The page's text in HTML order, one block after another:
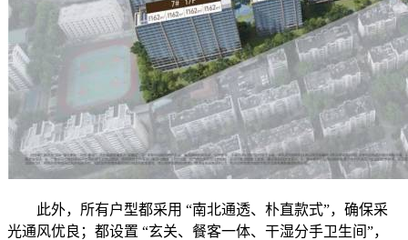
此外，所有户型都采用 “南北通透、朴直款式”，确保采
光通风优良；都设置 “玄关、餐客一体、干湿分手卫生间”，